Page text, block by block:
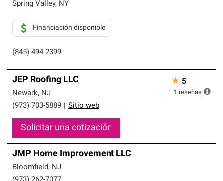
Spring Valley, NY
(845) 494-2399
Financiación disponible
JEP Roofing LLC
Newark, NJ
(973) 703-5889
Sitio web
Solicitar una cotización
★ 5
1 reseñas
JMP Home Improvement LLC
Bloomfield, NJ